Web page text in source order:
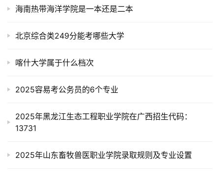
海南热带海洋学院是一本还是二本
北京综合类249分能考哪些大学
喀什大学属于什么档次
2025容易考公务员的6个专业
2025年黑龙江生态工程职业学院在广西招生代码：
13731
2025年山东畜牧兽医职业学院录取规则及专业设置